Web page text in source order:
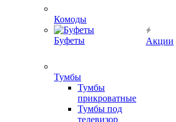
Комоды
Буфеты
Тумбы
Тумбы
прикроватные
Тумбы под
телевизор
Акции